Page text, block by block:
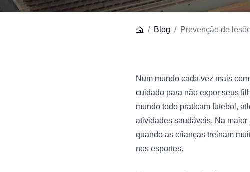
Blog Prevenção de
Num mundo cada vez mais
cuidado para não expor seus
mundo todo praticam futebol,
atividades saudáveis. Na
quando as crianças treinam
nos esportes.